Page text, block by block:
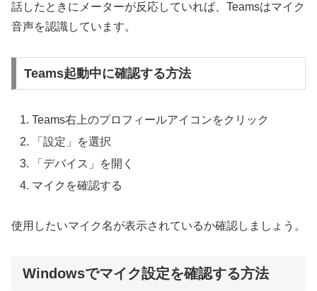
話したときにメーターが反応していれば、Teamsはマイク
音声を認識しています。
Teams起動中に確認する方法
Teams右上のプロフィールアイコンをクリック
「設定」を選択
「デバイス」を開く
マイクを確認する
使用したいマイク名が表示されているか確認しましょう。
Windowsでマイク設定を確認する方法